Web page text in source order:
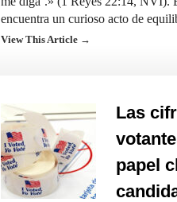
encuentra un curioso acto de
View This Article →
Las
papel